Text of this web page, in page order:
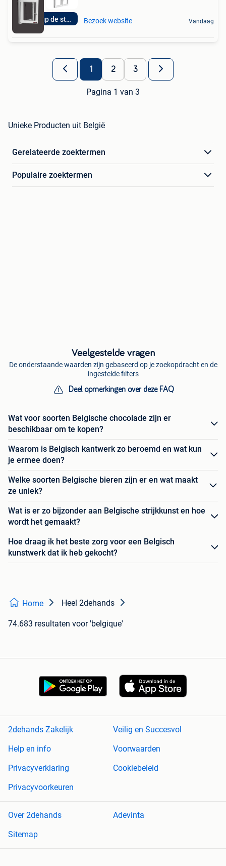
Beaucoup de stock! Bezoek website Vandaag
1 2 3
Pagina 1 van 3
Unieke Producten uit België
Gerelateerde zoektermen
Populaire zoektermen
Veelgestelde vragen
De onderstaande waarden zijn gebaseerd op je zoekopdracht en de
ingestelde filters
Deel opmerkingen over deze FAQ
Wat voor soorten Belgische chocolade zijn er
beschikbaar om te kopen?
Waarom is Belgisch kantwerk zo beroemd en wat kun
je ermee doen?
Welke soorten Belgische bieren zijn er en wat maakt
ze uniek?
Wat is er zo bijzonder aan Belgische strijkkunst en hoe
wordt het gemaakt?
Hoe draag ik het beste zorg voor een Belgisch
kunstwerk dat ik heb gekocht?
Home Heel 2dehands
74.683 resultaten voor 'belgique'
2dehands Zakelijk
Veilig en Succesvol
Help en info
Voorwaarden
Privacyverklaring
Cookiebeleid
Privacyvoorkeuren
Over 2dehands
Adevinta
Sitemap